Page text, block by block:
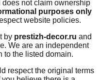
does not claim ownership
purposes only
website policies.
by prestizh-decor.ru and
We are an independent
to the listed domain.
respect the original terms